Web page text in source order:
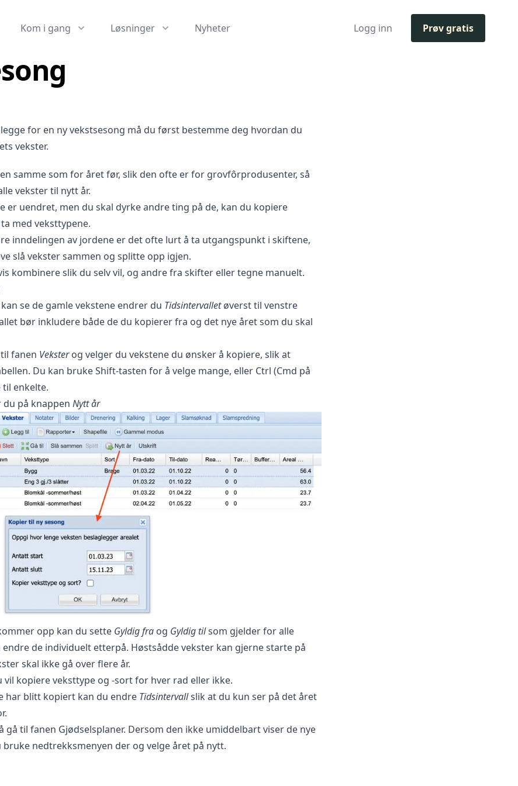
Kom i gang Løsninger Nyheter Logg inn Prøv gratis
for en ny vekstsesong må du først bestemme deg hvordan du
vekster.
samme som for året før, slik den ofte er for grovfôrprodusenter, så
vekster til nytt år.
er uendret, men du skal dyrke andre ting på de, kan du kopiere
med veksttypene.
inndelingen av jordene er det ofte lurt å ta utgangspunkt i skiftene,
slå vekster sammen og splitte opp igjen.
kombinere slik du selv vil, og andre fra skifter eller tegne manuelt.
se de gamle vekstene endrer du Tidsintervalletøverst til venstre
bør inkludere både de du kopierer fra og det nye året som du skal
fanen Veksterog velger du vekstene du ønsker å kopiere, slik at
Du kan bruke Shift-tasten for å velge mange, eller Ctrl (Cmd på
til enkelte.
på knappen Nytt år
opp kan du sette Gyldig fra og Gyldig tilsom gjelder for alle
endre de individuelt etterpå. Høstsådde vekster kan gjerne starte på
skal ikke gå over flere år.
vil kopiere veksttype og -sort for hver rad eller ikke.
har blitt kopiert kan du endre Tidsintervallslik at du kun ser på det året
gå til fanen Gjødselsplaner. Dersom den ikke umiddelbart viser de nye
bruke nedtrekksmenyen der og velge året på nytt.